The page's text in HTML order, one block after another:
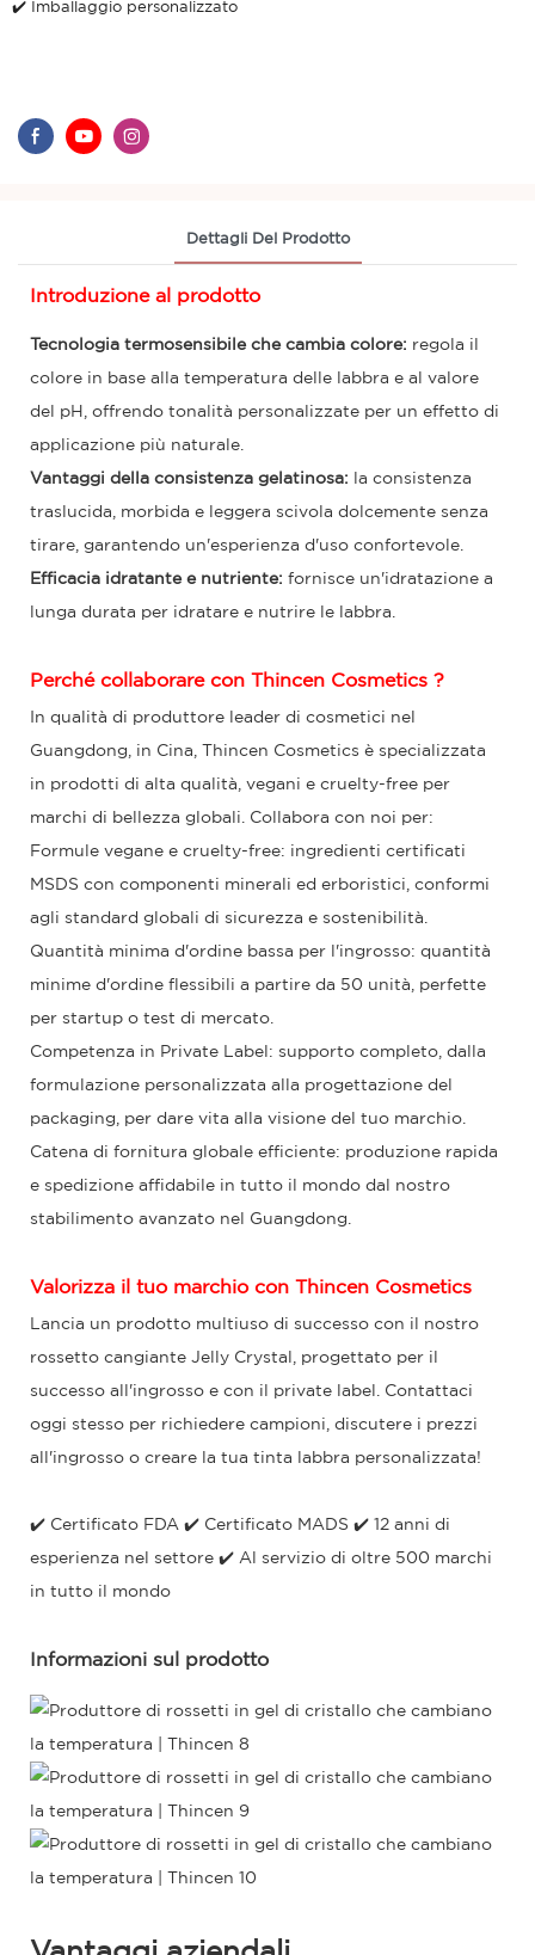
✔️ Imballaggio personalizzato
Dettagli Del Prodotto
Introduzione al prodotto
Tecnologia termosensibile che cambia colore: regola il
colore in base alla temperatura delle labbra e al valore
del pH, offrendo tonalità personalizzate per un effetto di
applicazione più naturale.
Vantaggi della consistenza gelatinosa: la consistenza
traslucida, morbida e leggera scivola dolcemente senza
tirare, garantendo un'esperienza d'uso confortevole.
Efficacia idratante e nutriente: fornisce un'idratazione a
lunga durata per idratare e nutrire le labbra.
Perché collaborare con Thincen Cosmetics ?
In qualità di produttore leader di cosmetici nel
Guangdong, in Cina, Thincen Cosmetics è specializzata
in prodotti di alta qualità, vegani e cruelty-free per
marchi di bellezza globali. Collabora con noi per:
Formule vegane e cruelty-free: ingredienti certificati
MSDS con componenti minerali ed erboristici, conformi
agli standard globali di sicurezza e sostenibilità.
Quantità minima d'ordine bassa per l'ingrosso: quantità
minime d'ordine flessibili a partire da 50 unità, perfette
per startup o test di mercato.
Competenza in Private Label: supporto completo, dalla
formulazione personalizzata alla progettazione del
packaging, per dare vita alla visione del tuo marchio.
Catena di fornitura globale efficiente: produzione rapida
e spedizione affidabile in tutto il mondo dal nostro
stabilimento avanzato nel Guangdong.
Valorizza il tuo marchio con Thincen Cosmetics
Lancia un prodotto multiuso di successo con il nostro
rossetto cangiante Jelly Crystal, progettato per il
successo all'ingrosso e con il private label. Contattaci
oggi stesso per richiedere campioni, discutere i prezzi
all'ingrosso o creare la tua tinta labbra personalizzata!
✔️ Certificato FDA ✔️ Certificato MADS ✔️ 12 anni di
esperienza nel settore ✔️ Al servizio di oltre 500 marchi
in tutto il mondo
Informazioni sul prodotto